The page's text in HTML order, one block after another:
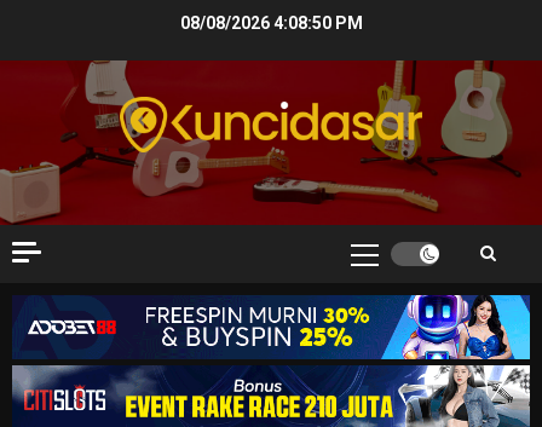
08/08/20264:08:52 PM
Primary